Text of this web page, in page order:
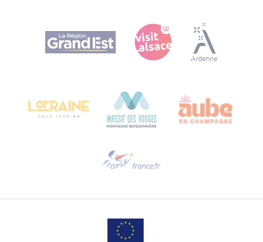
Agence Régionale du Tourisme Grand Est
Bureau de Colmar (Hauptverwaltung)
Sprechen Sie uns per E-Mail an